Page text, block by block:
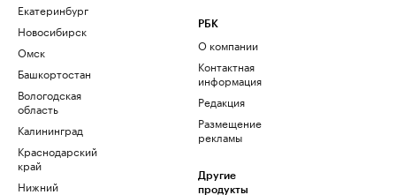
Екатеринбург
Новосибирск
Омск
Башкортостан
Вологодская
область
Калининград
Краснодарский
край
Нижний
РБК
О компании
Контактная
информация
Редакция
Размещение
рекламы
Другие
продукты